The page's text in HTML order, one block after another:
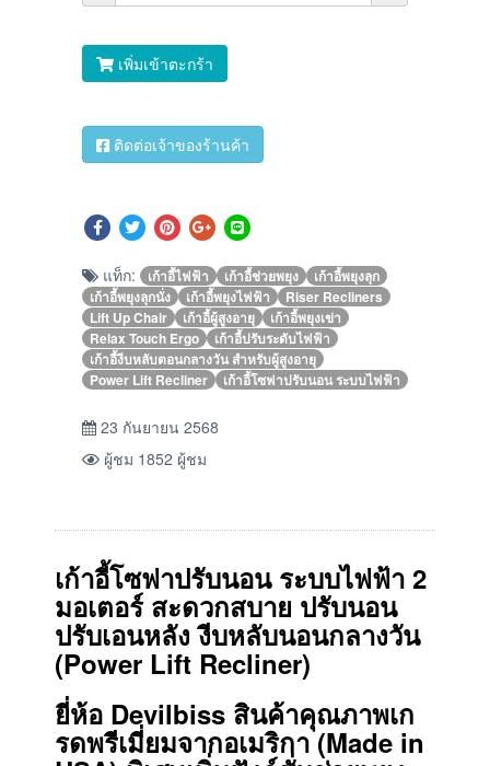
เพิ่มเข้าตะกร้า
ติดต่อเจ้าของร้านค้า
แท็ก: เก้าอี้ไฟฟ้า เก้าอี้ช่วยพยุง
เก้าอี้พยุงลุก
เก้าอี้พยุงลุกนั่ง
เก้าอี้พยุงไฟฟ้า
Riser Recliners
Lift Up Chair
เก้าอี้ผู้สูงอายุ
เก้าอี้พยุงเข่า
Relax Touch Ergo
เก้าอี้ปรับระดับไฟฟ้า
เก้าอี้งีบหลับตอนกลางวัน สำหรับผู้สูงอายุ
Power Lift Recliner
เก้าอี้โซฟาปรับนอน ระบบไฟฟ้า
23 กันยายน 2568
ผู้ชม 1852 ผู้ชม
เก้าอี้โซฟาปรับนอน ระบบไฟฟ้า 2
มอเตอร์ สะดวกสบาย ปรับนอน
ปรับเอนหลัง งีบหลับนอนกลางวัน
(Power Lift Recliner)
ยี่ห้อ Devilbiss สินค้าคุณภาพเก
รดพรีเมี่ยมจากอเมริกา (Made in